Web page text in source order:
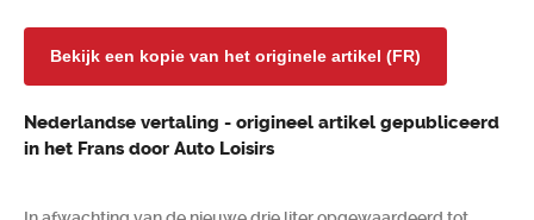
Bekijk een kopie van het originele artikel (FR)
Nederlandse vertaling - origineel artikel gepubliceerd
in het Frans door Auto Loisirs